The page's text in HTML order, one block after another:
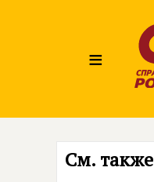
≡
См. также